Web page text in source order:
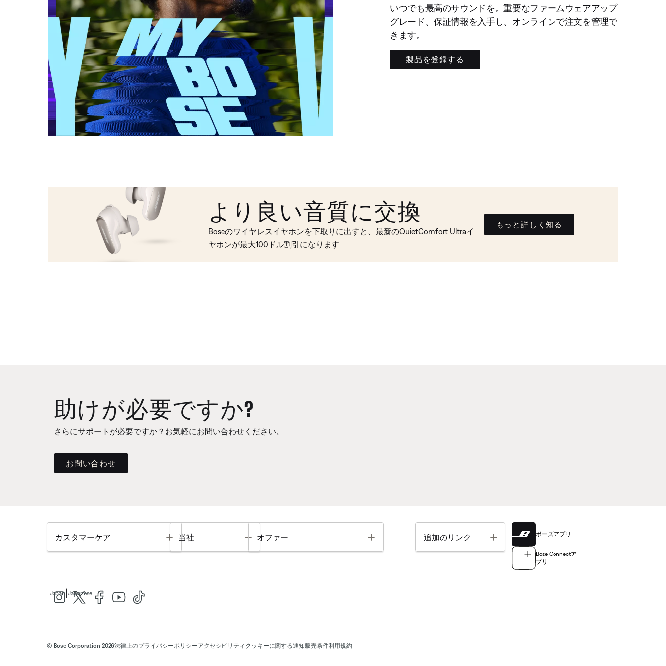
いつでも最高のサウンドを。重要なファームウェアアップ
グレード、保証情報を入手し、オンラインで注文を管理で
きます。
製品を登録する
より良い音質に交換
Boseのワイヤレスイヤホンを下取りに出すと、最新のQuietComfort Ultraイ
ヤホンが最大100ドル割引になります
もっと詳しく知る
助けが必要ですか?
さらにサポートが必要ですか？お気軽にお問い合わせください。
お問い合わせ
カスタマーケア Toggle
当社 Toggle
オファー Toggle 追加のリンク Toggle ボーズアプリ
Bose Connectア
プリ
Japan Japanese
© Bose Corporation 2026法律上のプライバシーポリシーアクセシビリティ クッキーに関する通知販売条件利用規約